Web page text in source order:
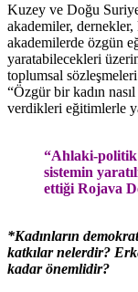
Kuzey ve Doğu
akademiler,
akademilerde özgün
yaratabilecekleri
toplumsal
“Özgür bir kadın
verdikleri eğitimlerle
“Ahlaki-politik
sistemin
ettiği Rojava
*Kadınların
katkılar nelerdir?
kadar önemlidir?